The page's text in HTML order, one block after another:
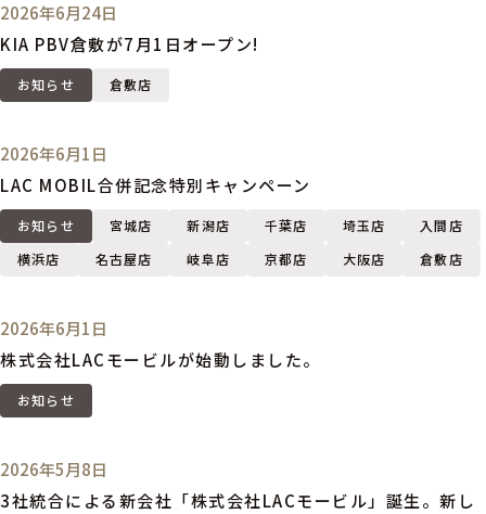
2026年6月24日
KIA PBV倉敷が7月1日オープン!
お知らせ 倉敷店
2026年6月1日
LAC MOBIL合併記念特別キャンペーン
お知らせ 宮城店 新潟店 千葉店 埼玉店
入間店
横浜店
名古屋店 岐阜店 京都店 大阪店 倉敷店
2026年6月1日
株式会社LACモービルが始動しました。
お知らせ
2026年5月8日
3社統合による新会社「株式会社LACモービル」誕生。新し